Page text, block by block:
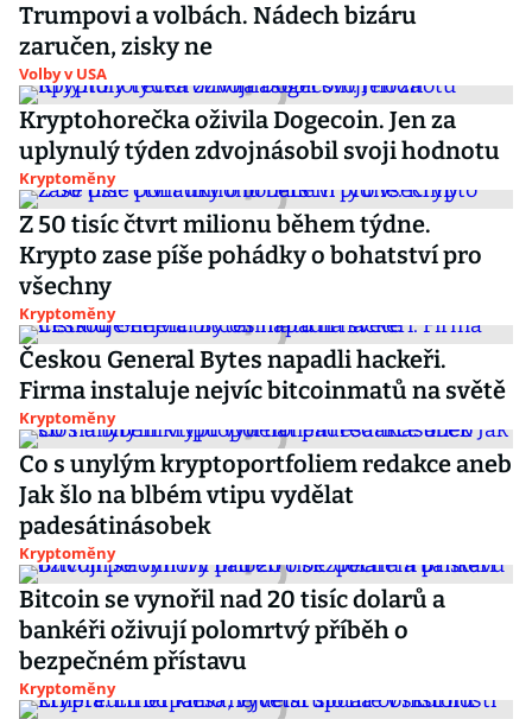
Trumpovi a volbách. Nádech bizáru
zaručen, zisky ne
Volby v USA
Kryptohorečka oživila Dogecoin. Jen za
uplynulý týden zdvojnásobil svoji hodnotu
Kryptoměny
Z 50 tisíc čtvrt milionu během týdne.
Krypto zase píše pohádky o bohatství pro
všechny
Kryptoměny
Českou General Bytes napadli hackeři.
Firma instaluje nejvíc bitcoinmatů na světě
Kryptoměny
Co s unylým kryptoportfoliem redakce aneb
Jak šlo na blbém vtipu vydělat
padesátinásobek
Kryptoměny
Bitcoin se vynořil nad 20 tisíc dolarů a
bankéři oživují polomrtvý příběh o
bezpečném přístavu
Kryptoměny